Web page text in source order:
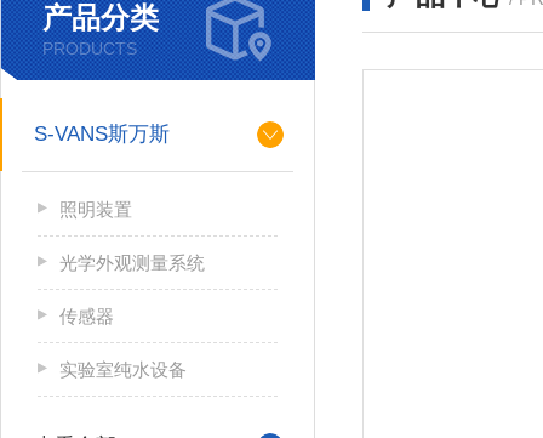
产品分类
PRODUCTS
S-VANS斯万斯
照明装置
光学外观测量系统
传感器
实验室纯水设备